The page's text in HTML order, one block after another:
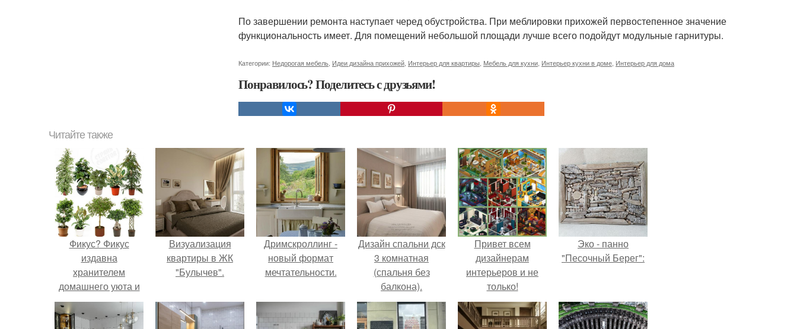
По завершении ремонта наступает черед обустройства. При меблировки прихожей первостепенное значение
функциональность имеет. Для помещений небольшой площади лучше всего подойдут модульные гарнитуры.
Категории: Недорогая мебель Идеи дизайна прихожей Интерьер для квартиры Мебель для кухни Интерьер кухни в доме Интерьер для дома
Понравилось? Поделитесь с друзьями!
Читайте также
Фикус? Фикус
издавна
хранителем
домашнего уюта и
стабильности
семейной жизни
Визуализация
квартиры в ЖК
"Булычев".
Дримскроллинг -
новый формат
мечтательности.
Дизайн спальни дск
3 комнатная
(спальня без
балкона).
Привет всем
дизайнерам
интерьеров и не
только!
Эко - панно
"Песочный Берег":